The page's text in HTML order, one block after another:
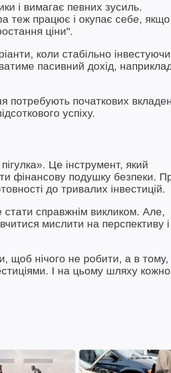
і вимагає певних зусиль.
теж працює і окупає себе, якщо
ціни".
коли стабільно інвестуючи
пасивний дохід,
потребують початкових
успіху.
Це інструмент, який
фінансову подушку безпеки.
до тривалих інвестицій.
стати справжнім викликом. Але,
мислити на перспективу і
щоб нічого не робити, а в тому,
І на цьому шляху